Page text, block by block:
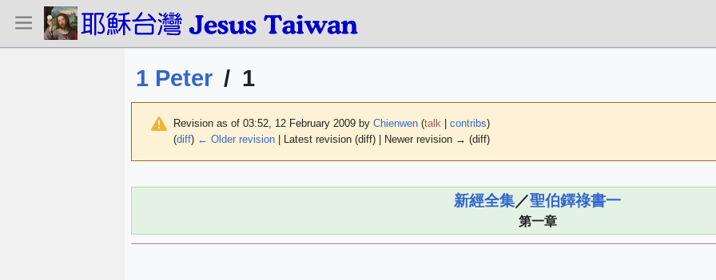
1 Peter / 1
Revision as of 03:52, 12 February 2009 by Chienwen (talk | contribs)
(diff) ← Older revision | Latest revision (diff) | Newer revision → (diff)
新經全集／聖伯鐸祿書一
第一章